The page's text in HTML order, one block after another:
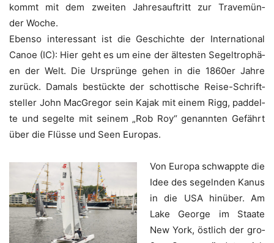
kommt mit dem zwei­ten Jah­res­auf­tritt zur Tra­ve­mün­
der Woche.
Eben­so inter­es­sant ist die Geschich­te der Inter­na­tio­nal
Canoe (IC): Hier geht es um eine der ältes­ten Segel­tro­phä­
en der Welt. Die Ursprün­ge gehen in die 1860er Jah­re
zurück. Damals bestück­te der schot­ti­sche Rei­se-Schrift­
stel­ler John Mac­Gre­gor sein Kajak mit einem Rigg, pad­del­
te und segel­te mit sei­nem „Rob Roy“ genann­ten Gefährt
über die Flüs­se und Seen Europas.
Von Euro­pa schwapp­te die
Idee des segeln­den Kanus
in die USA hin­über. Am
Lake Geor­ge im Staa­te
New York, öst­lich der gro­